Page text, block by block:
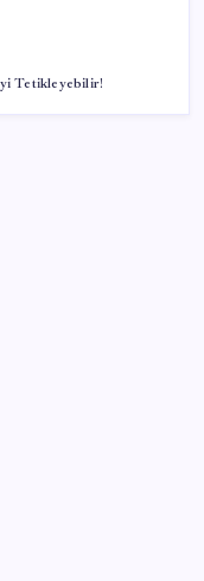
Tetikleyebilir!